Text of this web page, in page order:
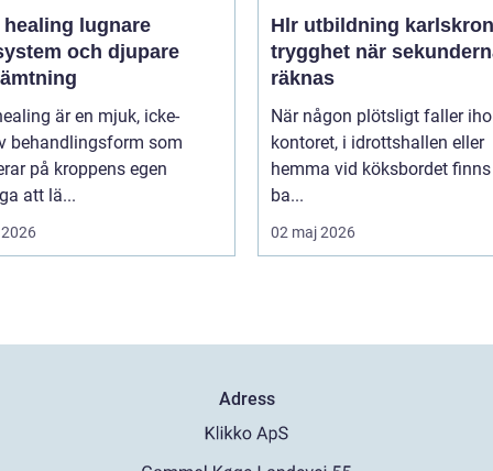
lugnare
och djupare
är en mjuk, icke-
behandlingsform som
på kroppens egen
att lä...
Hlr utbildning
trygghet när
räknas
När någon plötsligt faller
kontoret, i idrottshallen eller
hemma vid köksbordet
ba...
02 maj 2026
Adress